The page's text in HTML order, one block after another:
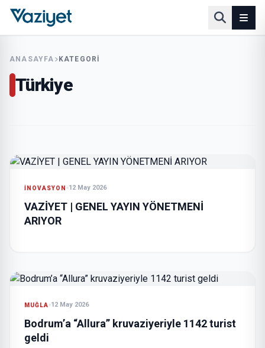
ANASAYFA KATEGORI
Türkiye
İNOVASYON 12 May 2026
VAZİYET | GENEL YAYIN YÖNETMENİ
ARIYOR
MUĞLA 12 May 2026
Bodrum’a “Allura” kruvaziyeriyle 1142 turist
geldi